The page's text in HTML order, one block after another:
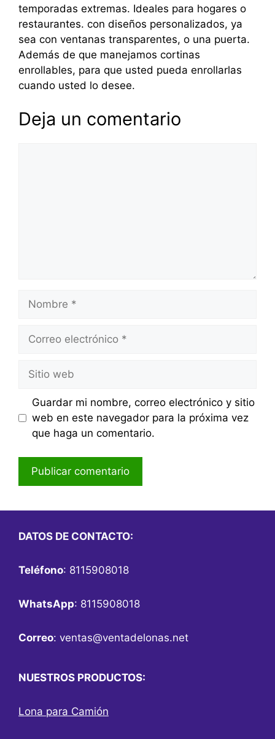
temporadas extremas. Ideales para hogares o
restaurantes. con diseños personalizados, ya
sea con ventanas transparentes, o una puerta.
Además de que manejamos cortinas
enrollables, para que usted pueda enrollarlas
cuando usted lo desee.
Deja un comentario
Nombre
Correo
Sitio
web
Guardar mi nombre, correo electrónico y sitio
web en este navegador para la próxima vez
que haga un comentario.
DATOS DE CONTACTO:
Teléfono: 8115908018
WhatsApp: 8115908018
Correo: ventas@ventadelonas.net
NUESTROS PRODUCTOS:
Lona para Camión